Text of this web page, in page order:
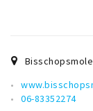
06-83352274